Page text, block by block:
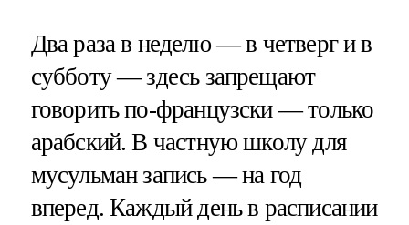
Два раза в неделю — в четверг и в
субботу — здесь запрещают
говорить по-французски — только
арабский. В частную школу для
мусульман запись — на год
вперед. Каждый день в расписании